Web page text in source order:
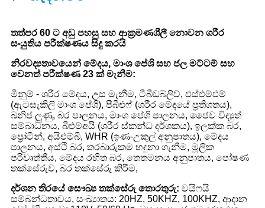
තත්පර 60 ට අඩු පහසු සහ ආක්‍රමණශීලී නොවන ශරීර
සංයුතිය පරීක්ෂණය සිදු කරයි
නිරවද්‍යතාවයෙන් මේදය, මාංශ පේශි සහ ජල මට්ටම් සහ
වෙනත් පරීක්ෂණ 23 ක් මැනීම:
මිනුම් - ශරීර මේදය, උස මැනීම, ටීබීඩබ්ලිව්, එස්එම්එම්
(ඇටසැකිලි මාංශ පේශි), පීබීඑෆ් (ශරීර මේදයේ ප්‍රතිශතය),
ඛනිජ ලුණු, බර පාලනය, මාංශ පේශි පාලනය, ජෛව විද්‍යුත්
සම්බාධනය, බීඑම්අයි (ශරීර ස්කන්ධ දර්ශකය), ඉලක්ක බර,
ප්‍රෝටීන්, අයිඑම්බී, WHR (ඉණ-උකුල් අනුපාතය), මේදය
පාලනය, අස්ථි බර, තරබාරුකම හඳුනා ගැනීම, මූලික
පරිවෘත්තීය, මේදය රහිත බර, තෙතමනය අනුපාතය, පෝෂණ
තක්සේරුව, බර තක්සේරු කිරීම,
දර්ශන තිරයේ සෞඛ්‍ය තක්සේරු තොරතුරු: වයිෆයි
සම්බන්ධතාවය, සංඛ්‍යාතය: 20HZ, 50KHZ, 100KHZ, ආදාන